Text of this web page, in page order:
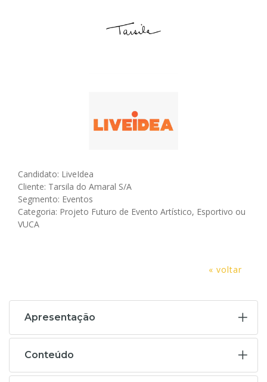
Candidato: LiveIdea
Cliente: Tarsila do Amaral S/A
Segmento: Eventos
Categoria: Projeto Futuro de Evento Artístico, Esportivo ou
VUCA
« voltar
Apresentação
Conteúdo